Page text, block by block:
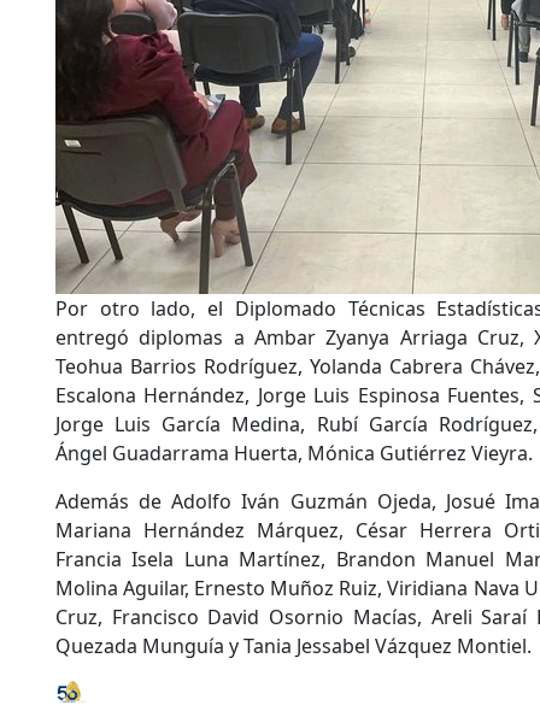
Por otro lado, el Diplomado Técnicas
entregó diplomas a Ambar Zyanya Arriaga Cruz,
Teohua Barrios Rodríguez, Yolanda Cabrera
Escalona Hernández, Jorge Luis Espinosa Fuentes,
Jorge Luis García Medina, Rubí García
Ángel Guadarrama Huerta, Mónica Gutiérrez Vieyra.
Además de Adolfo Iván Guzmán Ojeda, Josué
Mariana Hernández Márquez, César Herrera
Francia Isela Luna Martínez, Brandon Manuel
Molina Aguilar, Ernesto Muñoz Ruiz, Viridiana Nava
Cruz, Francisco David Osornio Macías, Areli Saraí
Quezada Munguía y Tania Jessabel Vázquez Montiel.